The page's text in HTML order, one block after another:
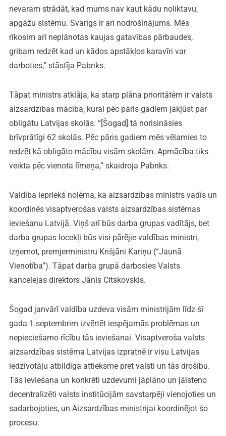
nevaram strādāt, kad mums nav kaut kādu noliktavu,
apgāžu sistēmu. Svarīgs ir arī nodrošinājums. Mēs
rīkosim arī neplānotas kaujas gatavības pārbaudes,
gribam redzēt kad un kādos apstākļos karavīri var
darboties,” stāstīja Pabriks.
Tāpat ministrs atklāja, ka starp plāna prioritātēm ir valsts
aizsardzības mācība, kurai pēc pāris gadiem jākļūst par
obligātu Latvijas skolās. “[Šogad] tā norisināsies
brīvprātīgi 62 skolās. Pēc pāris gadiem mēs vēlamies to
redzēt kā obligāto mācību visām skolām. Apmācība tiks
veikta pēc vienota līmeņa,” skaidroja Pabriks.
Valdība iepriekš nolēma, ka aizsardzības ministrs vadīs un
koordinēs visaptverošas valsts aizsardzības sistēmas
ieviešanu Latvijā. Viņš arī būs darba grupas vadītājs, bet
darba grupas locekļi būs visi pārējie valdības ministri,
izņemot, premjerministru Krišjāni Kariņu (“Jaunā
Vienotība”). Tāpat darba grupā darbosies Valsts
kancelejas direktors Jānis Citskovskis.
Šogad janvārī valdība uzdeva visām ministrijām līdz šī
gada 1.septembrim izvērtēt iespējamās problēmas un
nepieciešamo rīcību tās ieviešanai. Visaptveroša valsts
aizsardzības sistēma Latvijas izpratnē ir visu Latvijas
iedzīvotāju atbildīga attieksme pret valsti un tās drošību.
Tās ieviešana un konkrēti uzdevumi jāplāno un jāīsteno
decentralizēti valsts institūcijām savstarpēji vienojoties un
sadarbojoties, un Aizsardzības ministrijai koordinējot šo
procesu.